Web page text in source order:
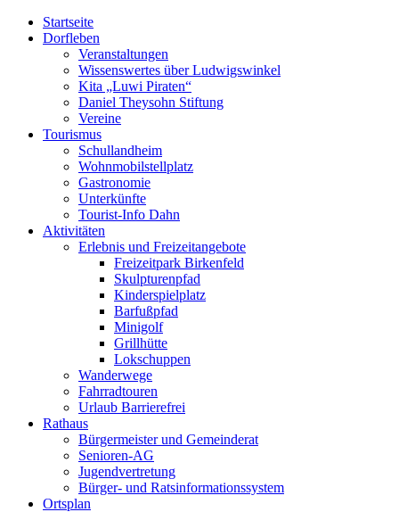
Startseite
Dorfleben
Veranstaltungen
Wissenswertes über Ludwigswinkel
Kita „Luwi Piraten“
Daniel Theysohn Stiftung
Vereine
Tourismus
Schullandheim
Wohnmobilstellplatz
Gastronomie
Unterkünfte
Tourist-Info Dahn
Aktivitäten
Erlebnis und Freizeitangebote
Freizeitpark Birkenfeld
Skulpturenpfad
Kinderspielplatz
Barfußpfad
Minigolf
Grillhütte
Lokschuppen
Wanderwege
Fahrradtouren
Urlaub Barrierefrei
Rathaus
Bürgermeister und Gemeinderat
Senioren-AG
Jugendvertretung
Bürger- und Ratsinformationssystem
Ortsplan